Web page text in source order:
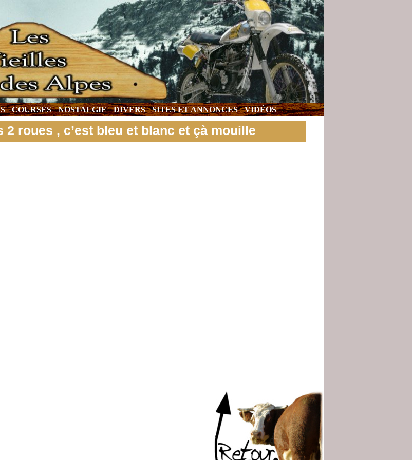
COURSES NOSTALGIE DIVERS SITES ET ANNONCES VIDÉOS
2 roues , c’est bleu et blanc et çà mouille